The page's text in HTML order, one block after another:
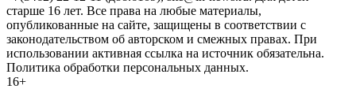
старше 16 лет. Все права на любые материалы,
опубликованные на сайте, защищены в соответствии с
законодательством об авторском и смежных правах. При
использовании активная ссылка на источник обязательна.
Политика обработки персональных данных.
16+